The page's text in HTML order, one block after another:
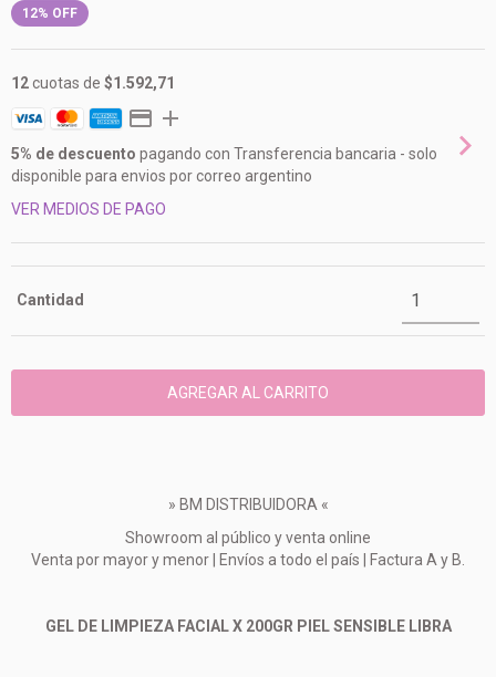
12% OFF
12cuotas de $1.592,71
5% de descuento pagando con Transferencia bancaria - solo
disponible para envios por correo argentino
VER MEDIOS DE PAGO
Cantidad
» BM DISTRIBUIDORA «
Showroom al público y venta online
Venta por mayor y menor | Envíos a todo el país | Factura A y B.
GEL DE LIMPIEZA FACIAL X 200GR PIEL SENSIBLE LIBRA